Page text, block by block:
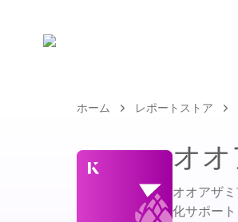
ホーム レポートストア
オ
オオアザ
化サポー